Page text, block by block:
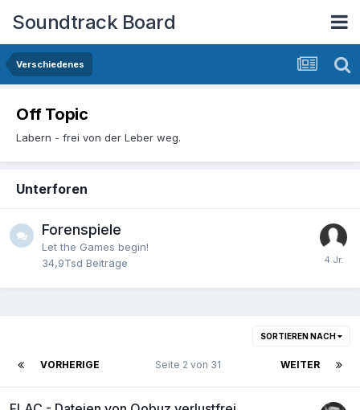
Soundtrack Board
Verschiedenes
Off Topic
Labern - frei von der Leber weg.
Unterforen
Forenspiele
Let the Games begin!
34,9Tsd Beiträge
SORTIEREN NACH
VORHERIGE WEITER
Seite 2 von 31